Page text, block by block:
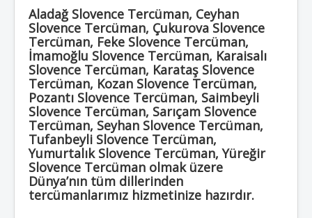
Aladağ Slovence Tercüman, Ceyhan
Slovence Tercüman, Çukurova Slovence
Tercüman, Feke Slovence Tercüman,
İmamoğlu Slovence Tercüman, Karaisalı
Slovence Tercüman, Karataş Slovence
Tercüman, Kozan Slovence Tercüman,
Pozantı Slovence Tercüman, Saimbeyli
Slovence Tercüman, Sarıçam Slovence
Tercüman, Seyhan Slovence Tercüman,
Tufanbeyli Slovence Tercüman,
Yumurtalık Slovence Tercüman, Yüreğir
Slovence Tercüman olmak üzere
Dünya’nın tüm dillerinden
tercümanlarımız hizmetinize hazırdır.